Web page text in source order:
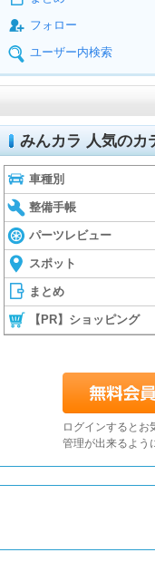
フォロー
ユーザー内検索
みんカラ 人気のカ
車種別
整備手帳
パーツレビュー
スポット
まとめ
【PR】ショッピング
ログインするとお
管理が出来るよう